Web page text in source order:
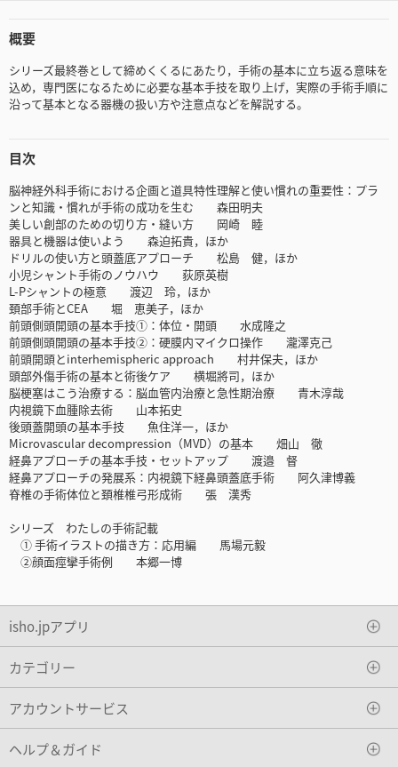
概要
シリーズ最終巻として締めくくるにあたり，手術の基本に立ち返る意味を
込め，専門医になるために必要な基本手技を取り上げ，実際の手術手順に
沿って基本となる器機の扱い方や注意点などを解説する。
目次
脳神経外科手術における企画と道具特性理解と使い慣れの重要性：プラ
ンと知識・慣れが手術の成功を生む 森田明夫
美しい創部のための切り方・縫い方 岡崎 睦
器具と機器は使いよう 森迫拓貴，ほか
ドリルの使い方と頭蓋底アプローチ 松島 健，ほか
小児シャント手術のノウハウ 荻原英樹
L-Pシャントの極意 渡辺 玲，ほか
頚部手術とCEA 堀 恵美子，ほか
前頭側頭開頭の基本手技①：体位・開頭 水成隆之
前頭側頭開頭の基本手技②：硬膜内マイクロ操作 瀧澤克己
前頭開頭とinterhemispheric approach 村井保夫，ほか
頭部外傷手術の基本と術後ケア 横堀將司，ほか
脳梗塞はこう治療する：脳血管内治療と急性期治療 青木淳哉
内視鏡下血腫除去術 山本拓史
後頭蓋開頭の基本手技 魚住洋一，ほか
Microvascular decompression（MVD）の基本 畑山 徹
経鼻アプローチの基本手技・セットアップ 渡邉 督
経鼻アプローチの発展系：内視鏡下経鼻頭蓋底手術 阿久津博義
脊椎の手術体位と頚椎椎弓形成術 張 漢秀
シリーズ わたしの手術記載
① 手術イラストの描き方：応用編 馬場元毅
②顔面痙攣手術例 本郷一博
isho.jpアプリ
カテゴリー
アカウントサービス
ヘルプ＆ガイド